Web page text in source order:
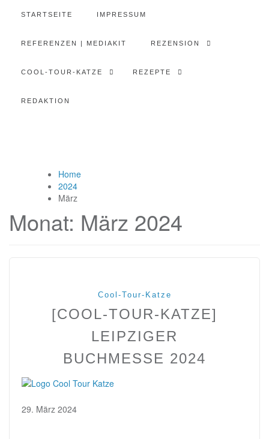
STARTSEITE IMPRESSUM
REFERENZEN | MEDIAKIT REZENSION
COOL-TOUR-KATZE REZEPTE
REDAKTION
Home
2024
März
Monat: März 2024
Cool-Tour-Katze
[COOL-TOUR-KATZE]
LEIPZIGER
BUCHMESSE 2024
29. März 2024